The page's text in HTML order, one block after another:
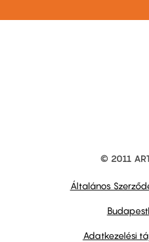
© 2011
Általános
Adatkezelési